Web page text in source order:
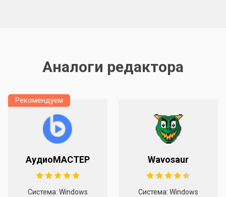
Аналоги редактора
Рекомендуем
АудиоМАСТЕР
Система: Windows
Wavosaur
Система: Windows